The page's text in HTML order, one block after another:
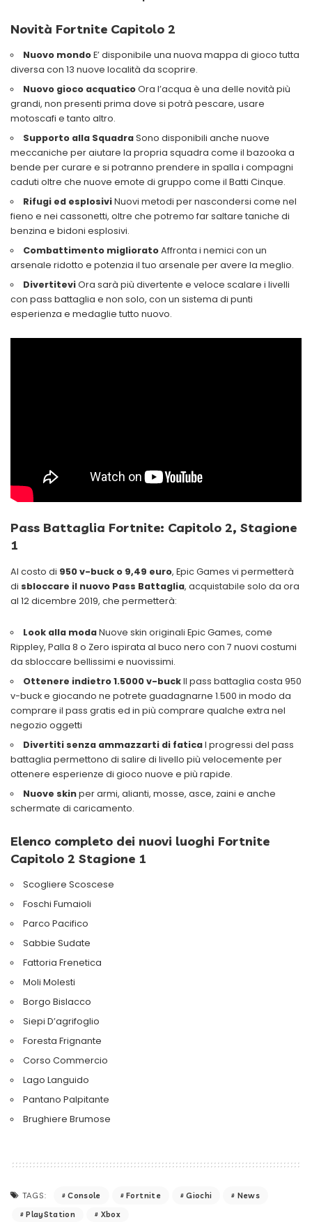
Novità Fortnite Capitolo 2
Nuovo mondoE’ disponibile una nuova mappa di gioco tutta
diversa con 13 nuove località da scoprire.
Nuovo gioco acquaticoOra l’acqua è una delle novità più
grandi, non presenti prima dove si potrà pescare, usare
motoscafi e tanto altro.
Supporto alla SquadraSono disponibili anche nuove
meccaniche per aiutare la propria squadra come il bazooka a
bende per curare e si potranno prendere in spalla i compagni
caduti oltre che nuove emote di gruppo come il Batti Cinque.
Rifugi ed esplosiviNuovi metodi per nascondersi come nel
fieno e nei cassonetti, oltre che potremo far saltare taniche di
benzina e bidoni esplosivi.
Combattimento miglioratoAffronta i nemici con un
arsenale ridotto e potenzia il tuo arsenale per avere la meglio.
DivertiteviOra sarà più divertente e veloce scalare i livelli
con pass battaglia e non solo, con un sistema di punti
esperienza e medaglie tutto nuovo.
Pass Battaglia Fortnite: Capitolo 2, Stagione
1
Al costo di 950 v-buck o 9,49 euro, Epic Games vi permetterà
di sbloccare il nuovo Pass Battaglia, acquistabile solo da ora
al 12 dicembre 2019, che permetterà:
Look alla modaNuove skin originali Epic Games, come
Rippley, Palla 8 o Zero ispirata al buco nero con 7 nuovi costumi
da sbloccare bellissimi e nuovissimi.
Ottenere indietro 1.5000 v-buckIl pass battaglia costa 950
v-buck e giocando ne potrete guadagnarne 1.500 in modo da
comprare il pass gratis ed in più comprare qualche extra nel
negozio oggetti
Divertiti senza ammazzarti di faticaI progressi del pass
battaglia permettono di salire di livello più velocemente per
ottenere esperienze di gioco nuove e più rapide.
Nuove skinper armi, alianti, mosse, asce, zaini e anche
schermate di caricamento.
Elenco completo dei nuovi luoghi Fortnite
Capitolo 2 Stagione 1
Scogliere Scoscese
Foschi Fumaioli
Parco Pacifico
Sabbie Sudate
Fattoria Frenetica
Moli Molesti
Borgo Bislacco
Siepi D’agrifoglio
Foresta Frignante
Corso Commercio
Lago Languido
Pantano Palpitante
Brughiere Brumose
TAGS: Console Fortnite Giochi
News
PlayStation
Xbox